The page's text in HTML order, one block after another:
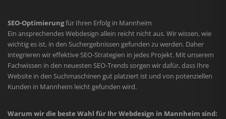
SEO-Optimierungfür Ihren Erfolg in Mannheim
Ein ansprechendes Webdesign allein reicht nicht aus. Wir wissen, wie
wichtig es ist, in den Suchergebnissen gefunden zu werden. Daher
integrieren wir effektive SEO-Strategien in jedes Projekt. Mit unserem
Fachwissen in den neuesten SEO-Trends sorgen wir dafür, dass Ihre
Website in den Suchmaschinen gut platziert ist und von potenziellen
Kunden in Mannheim leicht gefunden wird.
Warum wir die beste Wahl für Ihr Webdesign in Mannheim sind: